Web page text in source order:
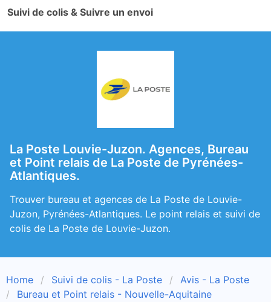
Suivi de colis & Suivre un envoi
La Poste Louvie-Juzon. Agences, Bureau
et Point relais de La Poste de Pyrénées-
Atlantiques.
Trouver bureau et agences de La Poste de Louvie-
Juzon, Pyrénées-Atlantiques. Le point relais et suivi de
colis de La Poste de Louvie-Juzon.
Home Suivi de colis - La Poste
Avis - La Poste
Bureau et Point relais - Nouvelle-Aquitaine